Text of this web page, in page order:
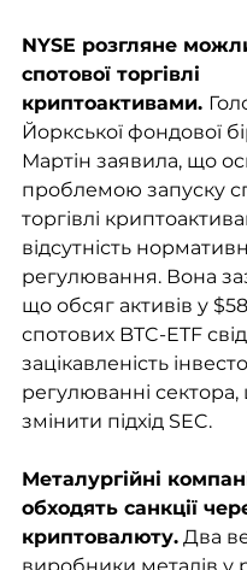
NYSE розгляне
спотової торгівлі
криптоактивами.
Йоркської фондової
Мартін заявила, що
проблемою запуску
торгівлі
відсутність
регулювання. Вона
що обсяг активів у
спотових BTC-ETF
зацікавленість
регулюванні
змінити підхід SEC.
Металургійні
обходять санкції
криптовалюту. Два